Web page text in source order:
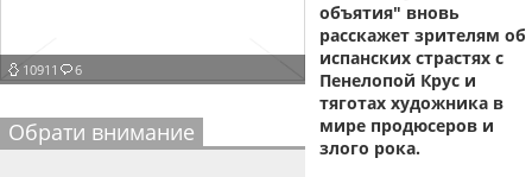
пїЅпїЅпїЅпїЅпїЅпїЅпїЅпїЅпїЅпїЅпїЅ
пїЅпїЅпїЅ
пїЅпїЅпїЅпїЅпїЅпїЅпїЅпїЅпїЅпїЅ
10911 6
Обрати внимание
объятия" вновь
расскажет зрителям об
испанских страстях с
Пенелопой Крус и
тяготах художника в
мире продюсеров и
злого рока.